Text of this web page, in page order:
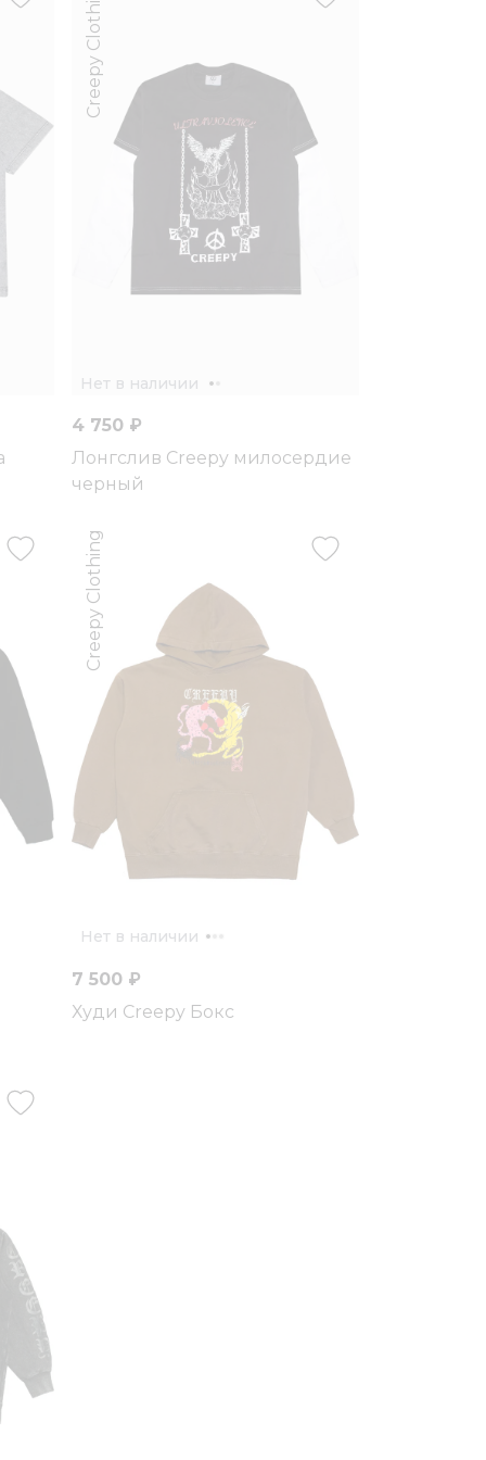
Нет в наличии
Creepy Clothing
4 750 ₽
Лонгслив Creepy милосердие
черный
Нет в наличии
Creepy Clothing
7 500 ₽
Худи Creepy Бокс